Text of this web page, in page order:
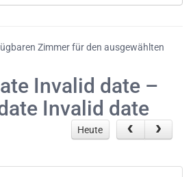
Zimmer für den ausgewählten
Invalid date –
Invalid date
Heute